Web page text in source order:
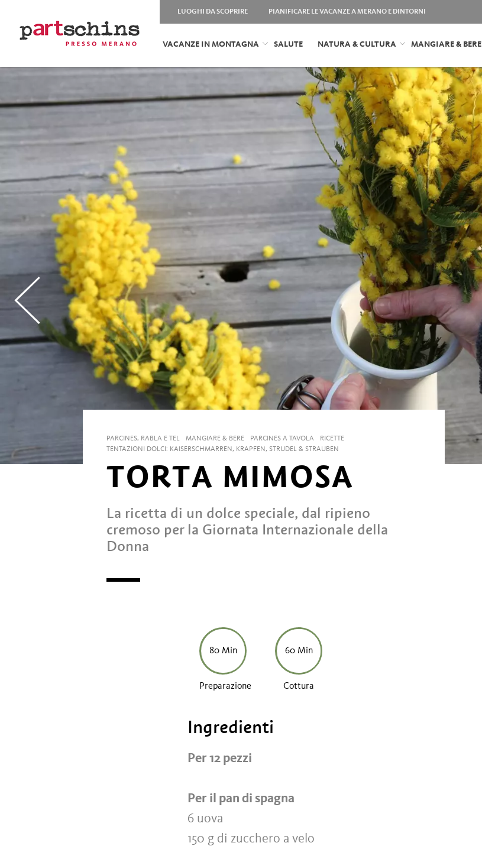
LUOGHI DA SCOPRIRE PIANIFICARE LE VACANZE A MERANO E DINTORNI
VACANZE IN MONTAGNA SALUTE NATURA & CULTURA MANGIARE & BERE
PARCINES, RABLA E TEL MANGIARE & BERE PARCINES A TAVOLA
RICETTE
TENTAZIONI DOLCI: KAISERSCHMARREN, KRAPFEN, STRUDEL & STRAUBEN
TORTA MIMOSA
La ricetta di un dolce speciale, dal ripieno
cremoso per la Giornata Internazionale della
Donna
80 Min
Preparazione
60 Min
Cottura
Ingredienti
Per 12 pezzi
Per il pan di spagna
6 uova
150 g di zucchero a velo